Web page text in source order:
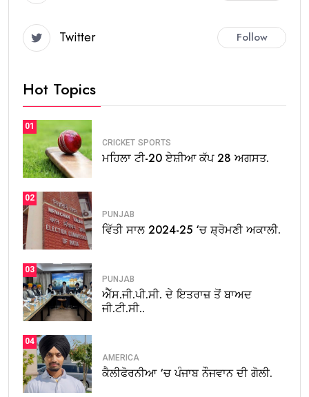
Twitter Follow
Hot Topics
01
CRICKET SPORTS
ਮਹਿਲਾ ਟੀ-20 ਏਸ਼ੀਆ ਕੱਪ 28 ਅਗਸਤ.
02
PUNJAB
ਵਿੱਤੀ ਸਾਲ 2024-25 ‘ਚ ਸ਼੍ਰੋਮਣੀ ਅਕਾਲੀ.
03
PUNJAB
ਐੱਸ.ਜੀ.ਪੀ.ਸੀ. ਦੇ ਇਤਰਾਜ਼ ਤੋਂ ਬਾਅਦ
ਜੀ.ਟੀ.ਸੀ..
04
AMERICA
ਕੈਲੀਫੋਰਨੀਆ ‘ਚ ਪੰਜਾਬ ਨੌਜਵਾਨ ਦੀ ਗੋਲੀ.